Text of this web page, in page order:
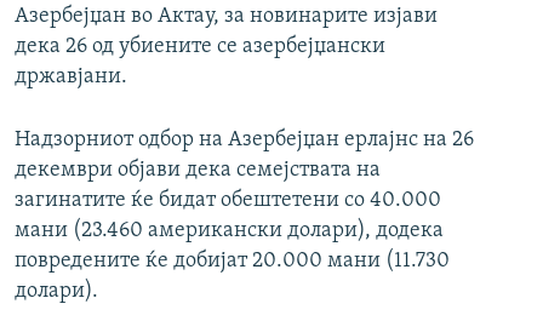
Азербејџан во Актау, за новинарите изјави
дека 26 од убиените се азербејџански
државјани.
Надзорниот одбор на Азербејџан ерлајнс на 26
декември објави дека семејствата на
загинатите ќе бидат обештетени со 40.000
мани (23.460 американски долари), додека
повредените ќе добијат 20.000 мани (11.730
долари).